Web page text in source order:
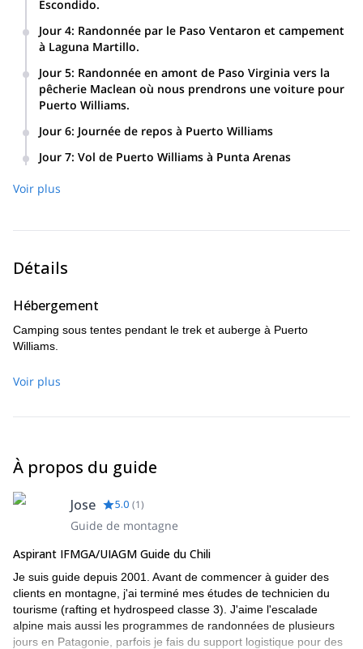
Escondido.
Jour 4: Randonnée par le Paso Ventaron et campement
à Laguna Martillo.
Jour 5: Randonnée en amont de Paso Virginia vers la
pêcherie Maclean où nous prendrons une voiture pour
Puerto Williams.
Jour 6: Journée de repos à Puerto Williams
Jour 7: Vol de Puerto Williams à Punta Arenas
Voir plus
Détails
Hébergement
Camping sous tentes pendant le trek et auberge à Puerto
Williams.
Voir plus
À propos du guide
Jose 5.0 (1)
Guide de montagne
Aspirant IFMGA/UIAGM Guide du Chili
Je suis guide depuis 2001. Avant de commencer à guider des
clients en montagne, j'ai terminé mes études de technicien du
tourisme (rafting et hydrospeed classe 3). J'aime l'escalade
alpine mais aussi les programmes de randonnées de plusieurs
jours en Patagonie, parfois je fais du support logistique pour des